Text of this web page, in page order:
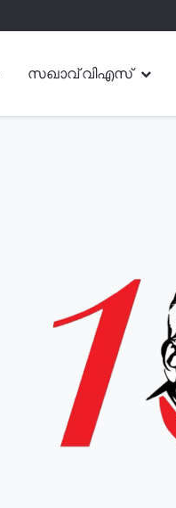
സഖാവ് വിഎസ്